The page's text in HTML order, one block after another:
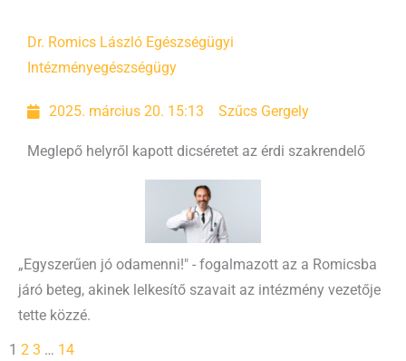
Dr. Romics László Egészségügyi
Intézményegészségügy
2025. március 20. 15:13 Szűcs Gergely
Meglepő helyről kapott dicséretet az érdi szakrendelő
„Egyszerűen jó odamenni!" - fogalmazott az a Romicsba
járó beteg, akinek lelkesítő szavait az intézmény vezetője
tette közzé.
1 2 3 … 14